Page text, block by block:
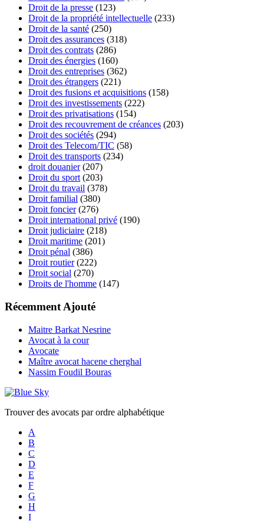
Droit de la presse (123)
Droit de la propriété intellectuelle (233)
Droit de la santé (250)
Droit des assurances (318)
Droit des contrats (286)
Droit des énergies (160)
Droit des entreprises (362)
Droit des étrangers (221)
Droit des fusions et acquisitions (158)
Droit des investissements (222)
Droit des privatisations (154)
Droit des recouvrement de créances (203)
Droit des sociétés (294)
Droit des Telecom/TIC (58)
Droit des transports (234)
droit douanier(207)
Droit du sport (203)
Droit du travail (378)
Droit familial (380)
Droit foncier(276)
Droit international privé (190)
Droit judiciaire (218)
Droit maritime (201)
Droit pénal (386)
Droit routier(222)
Droit social (270)
Droits de l'homme (147)
Récemment Ajouté
Maitre Barkat Nesrine
Avocat à la cour
Avocate
Maître avocat hacene cherghal
Nassim Foudil Bouras
Trouver des avocats par ordre alphabétique
A
B
C
D
E
F
G
H
I